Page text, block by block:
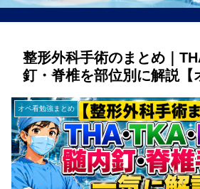
整形外科手術のまとめ｜
釘・脊椎を部位別に解説【
オペ看勉強まとめ